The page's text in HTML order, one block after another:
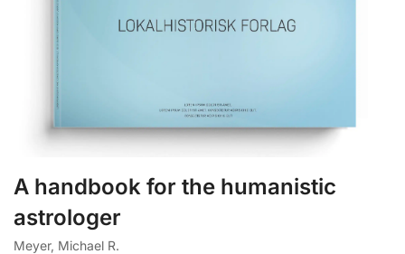
A handbook for the humanistic
astrologer
Meyer, Michael R.